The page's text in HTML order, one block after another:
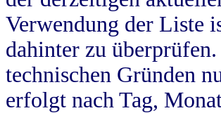
Verwendung der Liste
dahinter zu
technischen Gründen
erfolgt nach Tag,